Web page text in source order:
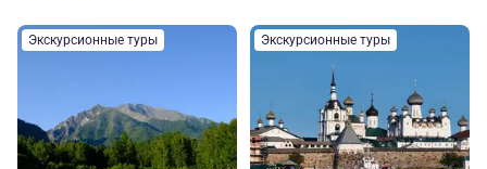
Экскурсионные туры Экскурсионные туры